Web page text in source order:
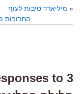
« מיליארד סיבות לעוף
החבובות